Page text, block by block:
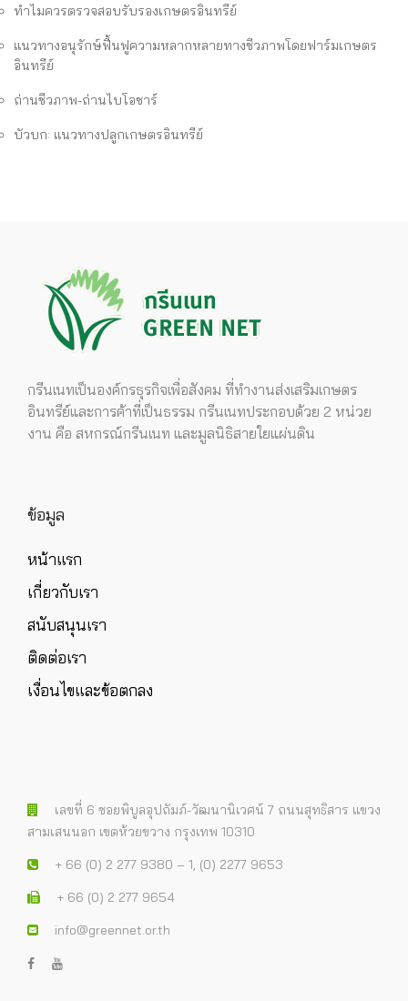
ทำไมควรตรวจสอบรับรองเกษตรอินทรีย์
แนวทางอนุรักษ์ฟื้นฟูความหลากหลายทางชีวภาพโดยฟาร์มเกษตร
อินทรีย์
ถ่านชีวภาพ-ถ่านไบโอชาร์
บัวบก: แนวทางปลูกเกษตรอินทรีย์
กรีนเนทเป็นองค์กรธุรกิจเพื่อสังคม ที่ทำงานส่งเสริมเกษตร
อินทรีย์และการค้าที่เป็นธรรม กรีนเนทประกอบด้วย 2 หน่วย
งาน คือ สหกรณ์กรีนเนท และมูลนิธิสายใยแผ่นดิน
ข้อมูล
หน้าแรก
เกี่ยวกับเรา
สนับสนุนเรา
ติดต่อเรา
เงื่อนไขและข้อตกลง
เลขที่ 6 ซอยพิบูลอุปถัมภ์-วัฒนานิเวศน์ 7 ถนนสุทธิสาร แขวง
สามเสนนอก เขตห้วยขวาง กรุงเทพ 10310
+ 66 (0) 2 277 9380 – 1, (0) 2277 9653
+ 66 (0) 2 277 9654
info@greennet.or.th